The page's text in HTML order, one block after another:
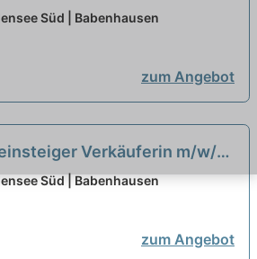
Süd | Babenhausen
zum Angebot
Verkäuferin m/w/d
Teilzeit neu
Süd | Babenhausen
zum Angebot